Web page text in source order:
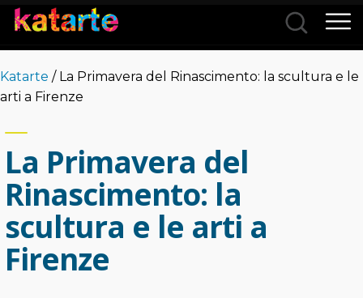
Categorie
Katarte / La Primavera del Rinascimento: la scultura e le
arti a Firenze
La Primavera del
Rinascimento: la
scultura e le arti a
Firenze